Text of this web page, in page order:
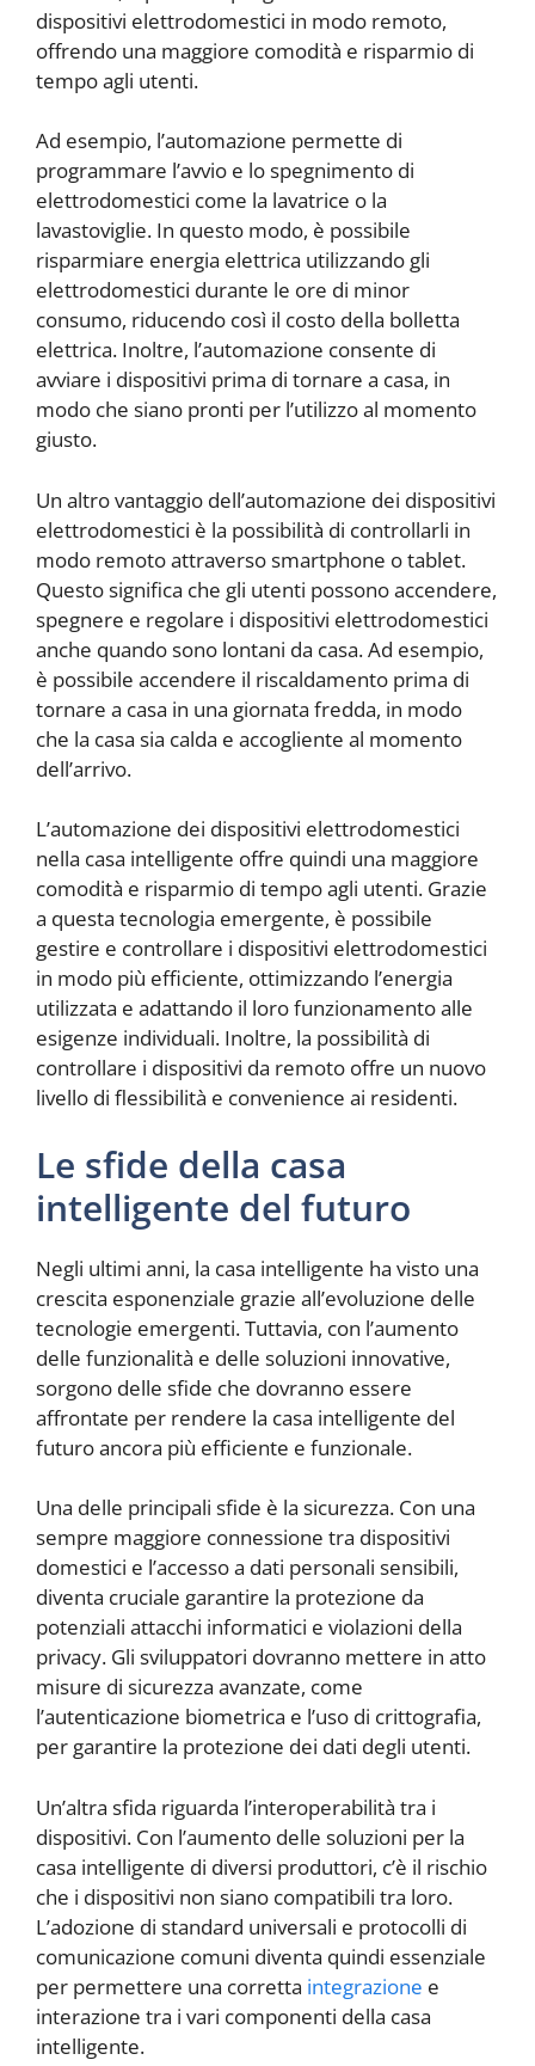
dispositivi elettrodomestici in modo remoto,
offrendo una maggiore comodità e risparmio di
tempo agli utenti.
Ad esempio, l’automazione permette di
programmare l’avvio e lo spegnimento di
elettrodomestici come la lavatrice o la
lavastoviglie. In questo modo, è possibile
risparmiare energia elettrica utilizzando gli
elettrodomestici durante le ore di minor
consumo, riducendo così il costo della bolletta
elettrica. Inoltre, l’automazione consente di
avviare i dispositivi prima di tornare a casa, in
modo che siano pronti per l’utilizzo al momento
giusto.
Un altro vantaggio dell’automazione dei dispositivi
elettrodomestici è la possibilità di controllarli in
modo remoto attraverso smartphone o tablet.
Questo significa che gli utenti possono accendere,
spegnere e regolare i dispositivi elettrodomestici
anche quando sono lontani da casa. Ad esempio,
è possibile accendere il riscaldamento prima di
tornare a casa in una giornata fredda, in modo
che la casa sia calda e accogliente al momento
dell’arrivo.
L’automazione dei dispositivi elettrodomestici
nella casa intelligente offre quindi una maggiore
comodità e risparmio di tempo agli utenti. Grazie
a questa tecnologia emergente, è possibile
gestire e controllare i dispositivi elettrodomestici
in modo più efficiente, ottimizzando l’energia
utilizzata e adattando il loro funzionamento alle
esigenze individuali. Inoltre, la possibilità di
controllare i dispositivi da remoto offre un nuovo
livello di flessibilità e convenience ai residenti.
Le sfide della casa
intelligente del futuro
Negli ultimi anni, la casa intelligente ha visto una
crescita esponenziale grazie all’evoluzione delle
tecnologie emergenti. Tuttavia, con l’aumento
delle funzionalità e delle soluzioni innovative,
sorgono delle sfide che dovranno essere
affrontate per rendere la casa intelligente del
futuro ancora più efficiente e funzionale.
Una delle principali sfide è la sicurezza. Con una
sempre maggiore connessione tra dispositivi
domestici e l’accesso a dati personali sensibili,
diventa cruciale garantire la protezione da
potenziali attacchi informatici e violazioni della
privacy. Gli sviluppatori dovranno mettere in atto
misure di sicurezza avanzate, come
l’autenticazione biometrica e l’uso di crittografia,
per garantire la protezione dei dati degli utenti.
Un’altra sfida riguarda l’interoperabilità tra i
dispositivi. Con l’aumento delle soluzioni per la
casa intelligente di diversi produttori, c’è il rischio
che i dispositivi non siano compatibili tra loro.
L’adozione di standard universali e protocolli di
comunicazione comuni diventa quindi essenziale
per permettere una corretta integrazione e
interazione tra i vari componenti della casa
intelligente.